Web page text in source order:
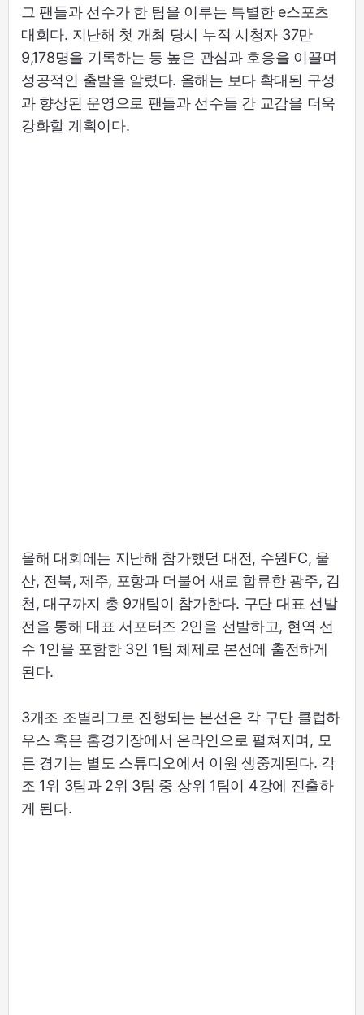
그 팬들과 선수가 한 팀을 이루는 특별한 e스포츠
대회다. 지난해 첫 개최 당시 누적 시청자 37만
9,178명을 기록하는 등 높은 관심과 호응을 이끌며
성공적인 출발을 알렸다. 올해는 보다 확대된 구성
과 향상된 운영으로 팬들과 선수들 간 교감을 더욱
강화할 계획이다.
올해 대회에는 지난해 참가했던 대전, 수원FC, 울
산, 전북, 제주, 포항과 더불어 새로 합류한 광주, 김
천, 대구까지 총 9개팀이 참가한다. 구단 대표 선발
전을 통해 대표 서포터즈 2인을 선발하고, 현역 선
수 1인을 포함한 3인 1팀 체제로 본선에 출전하게
된다.
3개조 조별리그로 진행되는 본선은 각 구단 클럽하
우스 혹은 홈경기장에서 온라인으로 펼쳐지며, 모
든 경기는 별도 스튜디오에서 이원 생중계된다. 각
조 1위 3팀과 2위 3팀 중 상위 1팀이 4강에 진출하
게 된다.